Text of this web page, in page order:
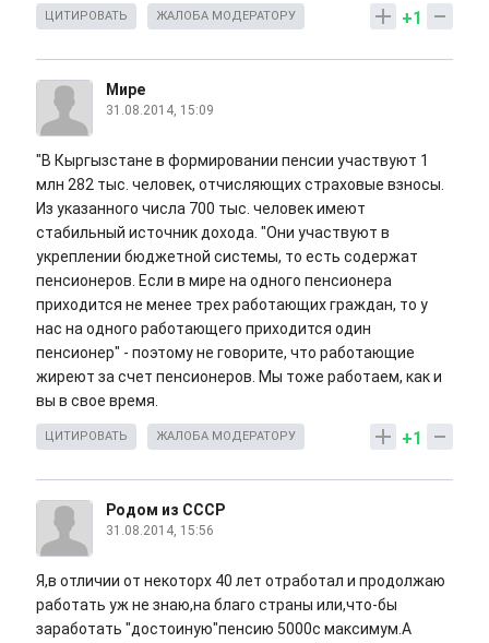
+1
ЦИТИРОВАТЬ ЖАЛОБА МОДЕРАТОРУ
Мире
31.08.2014, 15:09
"В Кыргызстане в формировании пенсии участвуют 1
млн 282 тыс. человек, отчисляющих страховые взносы.
Из указанного числа 700 тыс. человек имеют
стабильный источник дохода. "Они участвуют в
укреплении бюджетной системы, то есть содержат
пенсионеров. Если в мире на одного пенсионера
приходится не менее трех работающих граждан, то у
нас на одного работающего приходится один
пенсионер" - поэтому не говорите, что работающие
жиреют за счет пенсионеров. Мы тоже работаем, как и
вы в свое время.
+1
ЦИТИРОВАТЬ ЖАЛОБА МОДЕРАТОРУ
Родом из СССР
31.08.2014, 15:56
Я,в отличии от некоторх 40 лет отработал и продолжаю
работать уж не знаю,на благо страны или,что-бы
заработать "достоиную"пенсию 5000с максимум.А